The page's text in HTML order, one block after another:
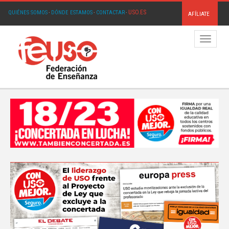
QUIÉNES SOMOS· DÓNDE ESTAMOS· CONTACTAR· USO.ES AFÍLIATE
Menú